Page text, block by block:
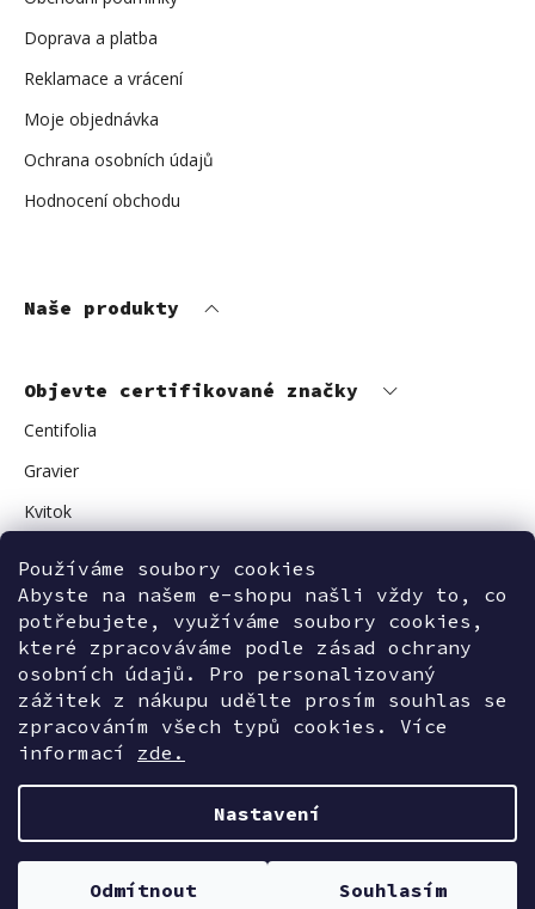
Používáme soubory cookies
Abyste na našem e-shopu našli vždy to, co
potřebujete, využíváme soubory cookies,
které zpracováváme podle zásad ochrany
osobních údajů. Pro personalizovaný
zážitek z nákupu udělte prosím souhlas se
zpracováním všech typů cookies. Více
informací zde.
Nastavení
Odmítnout Souhlasím
Doprava a platba
Reklamace a vrácení
Moje objednávka
Ochrana osobních údajů
Hodnocení obchodu
Naše produkty
Objevte certifikované značky
Centifolia
Gravier
Kvitok
Avant Skincare
Sonnentor
Kontaktujte nás